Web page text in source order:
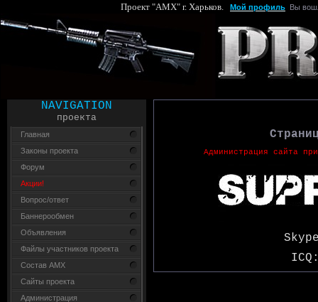
Проект "AMX" г. Харьков. Мой профиль Вы
NAVIGATION
проекта
Главная
Законы проекта
Форум
Акции!
Вопрос/ответ
Баннерообмен
Объявления
Файлы участников проекта
Состав AMX
Сайты проекта
Администрация
Администрация сайта